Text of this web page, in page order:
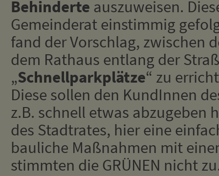
Behinderte auszuweisen.
Gemeinderat einstimmig
fand der Vorschlag, zwischen
dem Rathaus entlang der
„Schnellparkplätze“ zu
Diese sollen den KundInnen
z.B. schnell etwas abzugeben
des Stadtrates, hier eine
bauliche Maßnahmen mit
stimmten die GRÜNEN nicht